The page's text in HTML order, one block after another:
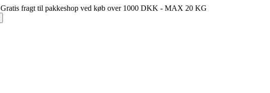
Gratis fragt til pakkeshop ved køb over 1000 DKK - MAX 20 KG